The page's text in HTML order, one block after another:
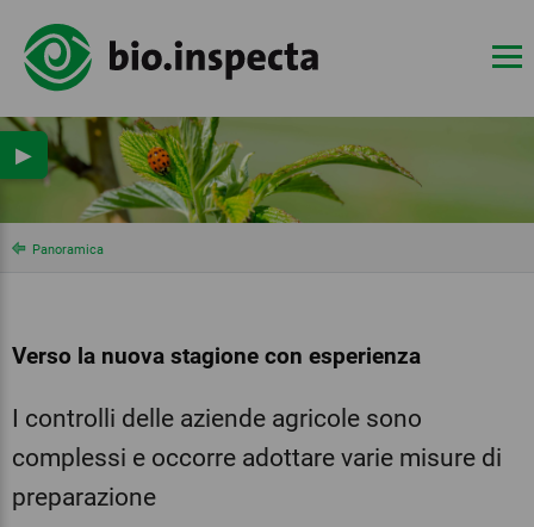
Panoramica
Verso la nuova stagione con esperienza
I controlli delle aziende agricole sono
complessi e occorre adottare varie misure di
preparazione
▶